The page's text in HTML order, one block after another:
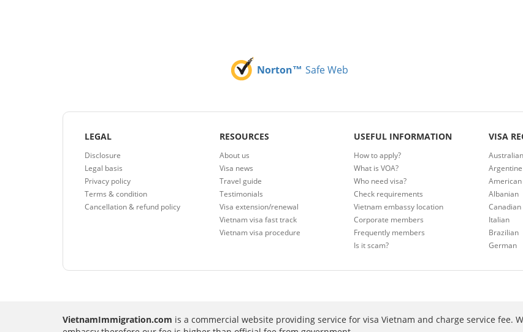
Norton™ Safe Web
LEGAL
Disclosure
Legal basis
Privacy policy
Terms & condition
Cancellation & refund policy
RESOURCES
About us
Visa news
Travel guide
Testimonials
Visa extension/renewal
Vietnam visa fast track
Vietnam visa procedure
USEFUL INFORMATION
How to apply?
What is VOA?
Who need visa?
Check requirements
Vietnam embassy location
Corporate members
Frequently members
Is it scam?
VISA
Australian
Argentine
American
Albanian
Canadian
Italian
Brazilian
German
VietnamImmigration.com is a commercial website providing service for visa Vietnam and charge service